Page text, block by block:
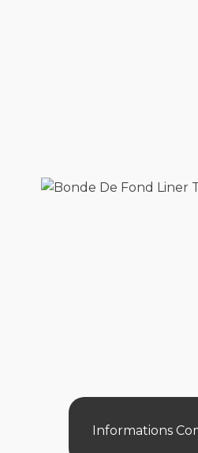
Informations